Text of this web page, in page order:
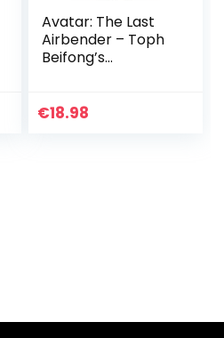
Avatar: The Last
Airbender – Toph
Beifong’s
€18.98